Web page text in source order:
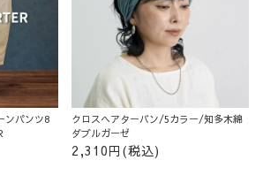
ンパンツ8
クロスヘアターバン/5カラー/知多木綿
ダブルガーゼ
2,310円(税込)